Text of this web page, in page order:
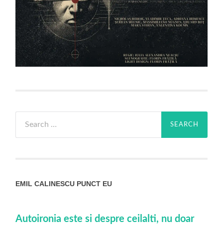
for:
EMIL CALINESCU PUNCT EU
Autoironia este si despre ceilalti, nu doar